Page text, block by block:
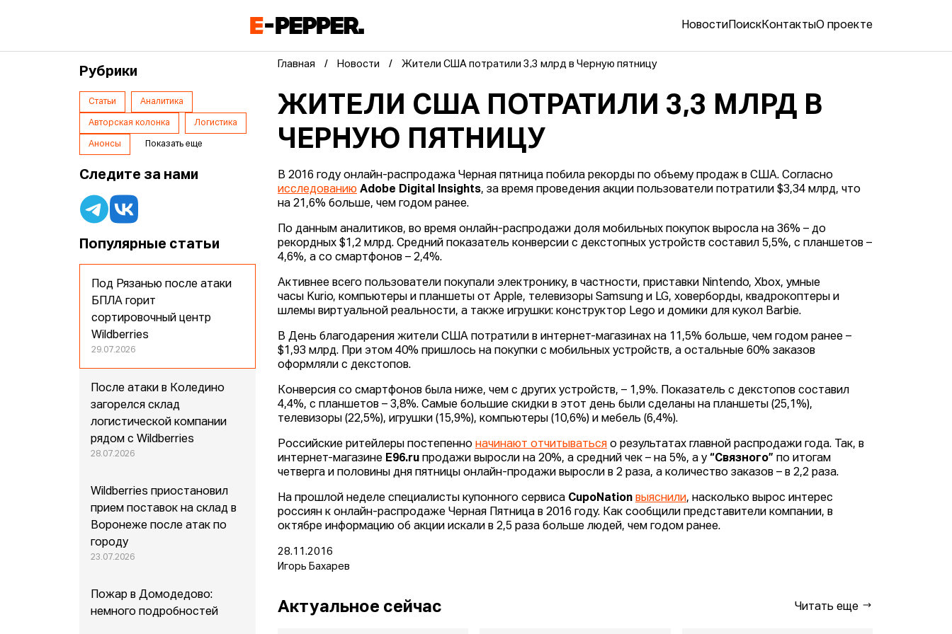
Новости ПоискКонтактыО проекте
Главная Новости Жители США потратили 3,3 млрд в Черную пятницу
ЖИТЕЛИ США ПОТРАТИЛИ 3,3 МЛРД В
ЧЕРНУЮ ПЯТНИЦУ
В 2016 году онлайн-распродажа Черная пятница побила рекорды по объему продаж в США. Согласно
исследованию Adobe Digital Insights, за время проведения акции пользователи потратили $3,34 млрд, что
на 21,6% больше, чем годом ранее.
По данным аналитиков, во время онлайн-распродажи доля мобильных покупок выросла на 36% – до
рекордных $1,2 млрд. Средний показатель конверсии с декстопных устройств составил 5,5%, с планшетов –
4,6%, а со смартфонов – 2,4%.
Активнее всего пользователи покупали электронику, в частности, приставки Nintendo, Xbox, умные
часы Kurio, компьютеры и планшеты от Apple, телевизоры Samsung и LG, ховерборды, квадрокоптеры и
шлемы виртуальной реальности, а также игрушки: конструктор Lego и домики для кукол Barbie.
В День благодарения жители США потратили в интернет-магазинах на 11,5% больше, чем годом ранее –
$1,93 млрд. При этом 40% пришлось на покупки с мобильных устройств, а остальные 60% заказов
оформляли с декстопов.
Конверсия со смартфонов была ниже, чем с других устройств, – 1,9%. Показатель с декстопов составил
4,4%, с планшетов – 3,8%. Самые большие скидки в этот день были сделаны на планшеты (25,1%),
телевизоры (22,5%), игрушки (15,9%), компьютеры (10,6%) и мебель (6,4%).
Российские ритейлеры постепенноначинают отчитываться о результатах главной распродажи года. Так, в
интернет-магазине E96.ru продажи выросли на 20%, а средний чек – на 5%, а у“Связного” по итогам
четверга и половины дня пятницы онлайн-продажи выросли в 2 раза, а количество заказов – в 2,2 раза.
На прошлой неделе специалисты купонного сервиса CupoNation выяснили, насколько вырос интерес
россиян к онлайн-распродаже Черная Пятница в 2016 году. Как сообщили представители компании, в
октябре информацию об акции искали в 2,5 раза больше людей, чем годом ранее.
28.11.2016
Игорь Бахарев
Актуальное сейчас Читать еще
Рубрики
Статьи Аналитика
Авторская колонка Логистика
Анонсы Показать еще
Следите за нами
Популярные статьи
Под Рязанью после атаки
БПЛА горит
сортировочный центр
Wildberries
29.07.2026
После атаки в Коледино
загорелся склад
логистической компании
рядом с Wildberries
28.07.2026
Wildberries приостановил
прием поставок на склад в
Воронеже после атак по
городу
23.07.2026
Пожар в Домодедово:
немного подробностей